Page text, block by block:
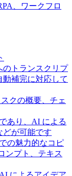
、ワークフロ
のトランスクリプ
動補完に対応して
クの概要、チェ
あり、AI による
どが可能です
の魅力的なコピ
ンプト、テキス